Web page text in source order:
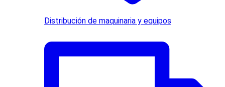
Distribución de maquinaria y equipos